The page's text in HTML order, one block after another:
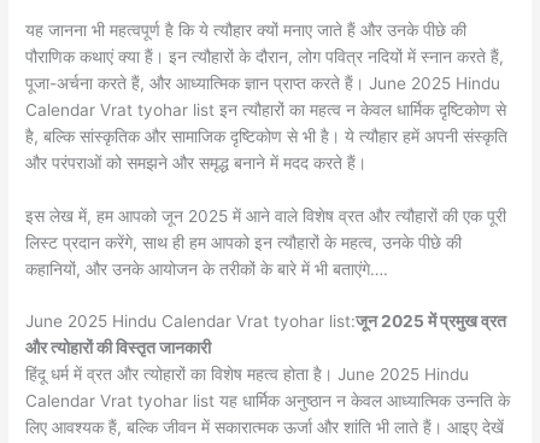
यह जानना भी महत्वपूर्ण है कि ये त्यौहार क्यों मनाए जाते हैं और उनके पीछे की
पौराणिक कथाएं क्या हैं। इन त्यौहारों के दौरान, लोग पवित्र नदियों में स्नान करते हैं,
पूजा-अर्चना करते हैं, और आध्यात्मिक ज्ञान प्राप्त करते हैं। June 2025 Hindu
Calendar Vrat tyohar list इन त्यौहारों का महत्व न केवल धार्मिक दृष्टिकोण से
है, बल्कि सांस्कृतिक और सामाजिक दृष्टिकोण से भी है। ये त्यौहार हमें अपनी संस्कृति
और परंपराओं को समझने और समृद्ध बनाने में मदद करते हैं।
इस लेख में, हम आपको जून 2025 में आने वाले विशेष व्रत और त्यौहारों की एक पूरी
लिस्ट प्रदान करेंगे, साथ ही हम आपको इन त्यौहारों के महत्व, उनके पीछे की
कहानियों, और उनके आयोजन के तरीकों के बारे में भी बताएंगे….
June 2025 Hindu Calendar Vrat tyohar list:जून 2025 में प्रमुख व्रत
और त्योहारों की विस्तृत जानकारी
हिंदू धर्म में व्रत और त्योहारों का विशेष महत्व होता है। June 2025 Hindu
Calendar Vrat tyohar list यह धार्मिक अनुष्ठान न केवल आध्यात्मिक उन्नति के
लिए आवश्यक हैं, बल्कि जीवन में सकारात्मक ऊर्जा और शांति भी लाते हैं। आइए देखें